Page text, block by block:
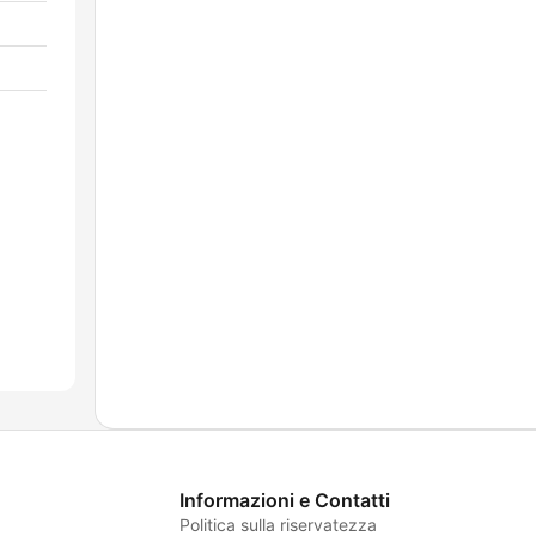
Informazioni e Contatti
Politica sulla riservatezza